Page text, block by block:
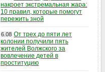
накроет экстремальная жара:
10 правил, которые помогут
пережить зной
6.08 От трех до пяти лет
колонии получили пять
жителей Волжского за
вовлечение детей в
проституцию